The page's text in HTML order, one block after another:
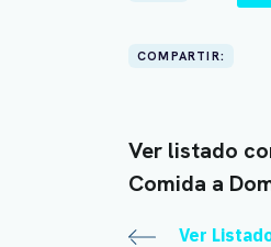
COMPARTIR:
Ver listado
Comida a
Ver